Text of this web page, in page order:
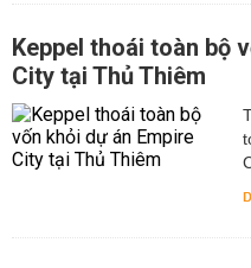
Keppel thoái toàn bộ
City tại Thủ Thiêm